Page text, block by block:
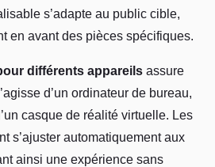
s’adapte au public cible,
en avant des pièces spécifiques.
différents appareils assure
d’un ordinateur de bureau,
casque de réalité virtuelle. Les
s’ajuster automatiquement aux
ainsi une expérience sans